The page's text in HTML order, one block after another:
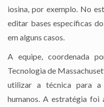
iosina, por exemplo. No
editar bases específicas
em alguns casos.
A equipe, coordenada
Tecnologia de
utilizar a técnica para
humanos. A estratégia foi